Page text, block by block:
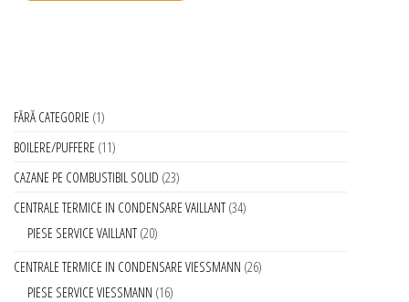
FĂRĂ CATEGORIE 1
BOILERE/PUFFERE 11
CAZANE PE COMBUSTIBIL SOLID 23
CENTRALE TERMICE IN CONDENSARE VAILLANT 34
PIESE SERVICE VAILLANT 20
CENTRALE TERMICE IN CONDENSARE VIESSMANN 26
PIESE SERVICE VIESSMANN 16